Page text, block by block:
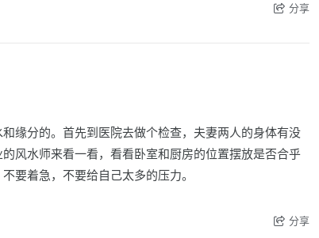
分享
缘分的。首先到医院去做个检查，夫妻两人的身体有没
风水师来看一看，看看卧室和厨房的位置摆放是否合乎
要着急，不要给自己太多的压力。
分享